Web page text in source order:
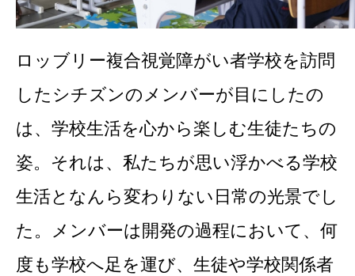
ロッブリー複合視覚障がい者学校を訪問
したシチズンのメンバーが目にしたの
は、学校生活を心から楽しむ生徒たちの
姿。それは、私たちが思い浮かべる学校
生活となんら変わりない日常の光景でし
た。メンバーは開発の過程において、何
度も学校へ足を運び、生徒や学校関係者